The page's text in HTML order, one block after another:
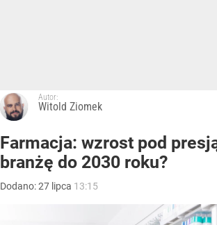
Autor:
Witold Ziomek
Farmacja: wzrost pod
branżę do 2030 roku?
Dodano:27 lipca 13:15